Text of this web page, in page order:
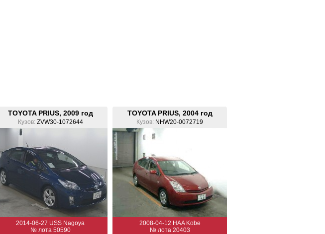
TOYOTA PRIUS, 2009 год
Кузов:ZVW30-1072644
2014-06-27 USS Nagoya
№ лота 50590
TOYOTA PRIUS, 2004 год
Кузов: NHW20-0072719
2008-04-12 HAA Kobe
№ лота 20403